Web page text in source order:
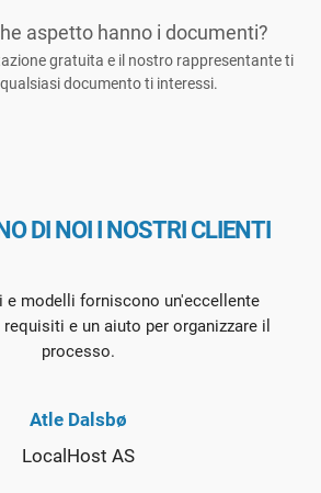
aspetto hanno i documenti?
gratuita e il nostro rappresentante ti
documento ti interessi.
DI NOI I NOSTRI CLIENTI
e modelli forniscono un'eccellente
e un aiuto per organizzare il
processo.
Atle Dalsbø
LocalHost AS